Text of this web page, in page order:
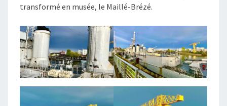
transformé en musée, le Maillé-Brézé.